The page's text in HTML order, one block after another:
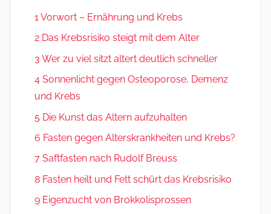
1 Vorwort – Ernährung und Krebs
2 Das Krebsrisiko steigt mit dem Alter
3 Wer zu viel sitzt altert deutlich schneller
4 Sonnenlicht gegen Osteoporose, Demenz
und Krebs
5 Die Kunst das Altern aufzuhalten
6 Fasten gegen Alterskrankheiten und Krebs?
7 Saftfasten nach Rudolf Breuss
8 Fasten heilt und Fett schürt das Krebsrisiko
9 Eigenzucht von Brokkolisprossen